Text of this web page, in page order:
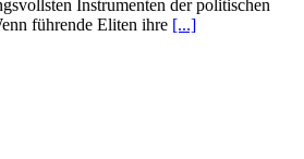
Instrumenten der politischen
führende Eliten ihre [...]